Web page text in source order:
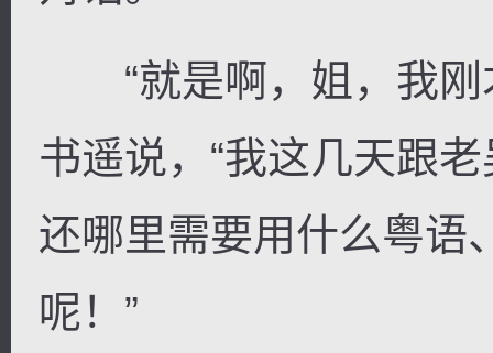
“就是啊，姐，我刚
书遥说，“我这几天跟
还哪里需要用什么粤语
呢！”